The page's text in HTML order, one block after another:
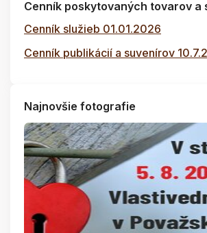
Cenník poskytovaných tovarov a
Cenník služieb 01.01.2026
Cenník publikácií a suvenírov
Najnovšie fotografie